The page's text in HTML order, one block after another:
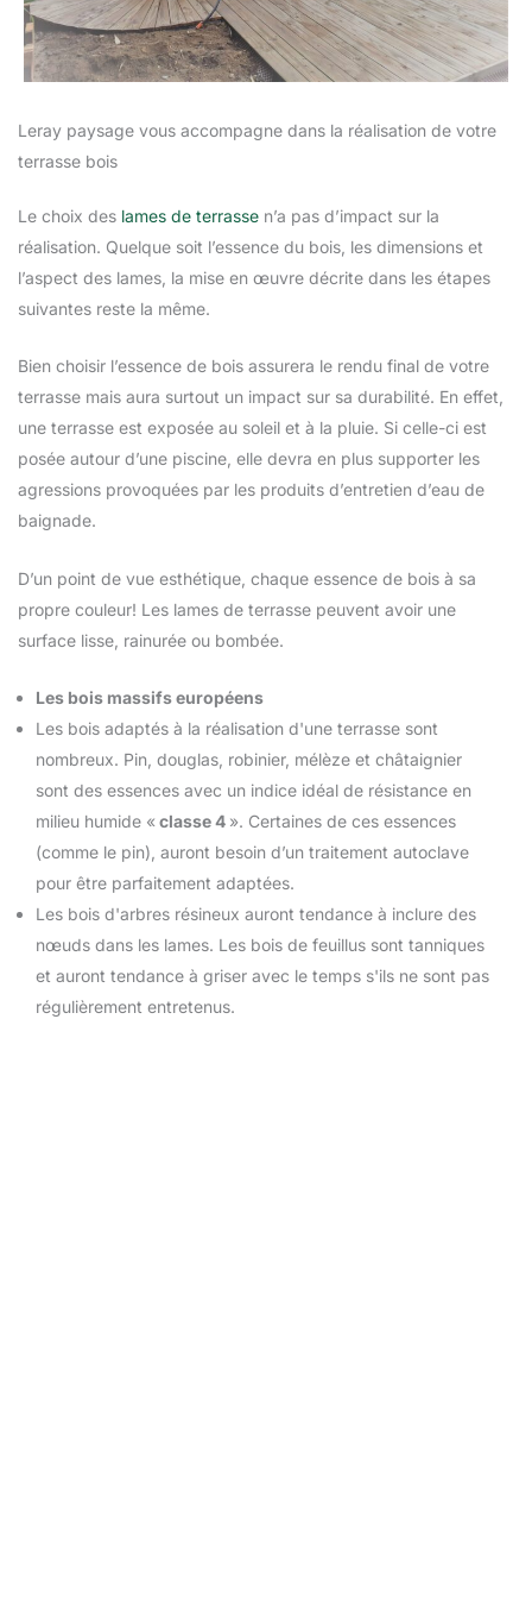
Leray paysage vous accompagne dans la réalisation de votre
terrasse bois
Le choix des lames de terrasse n’a pas d’impact sur la
réalisation. Quelque soit l’essence du bois, les dimensions et
l’aspect des lames, la mise en œuvre décrite dans les étapes
suivantes reste la même.
Bien choisir l’essence de bois assurera le rendu final de votre
terrasse mais aura surtout un impact sur sa durabilité. En effet,
une terrasse est exposée au soleil et à la pluie. Si celle-ci est
posée autour d’une piscine, elle devra en plus supporter les
agressions provoquées par les produits d’entretien d’eau de
baignade.
D’un point de vue esthétique, chaque essence de bois à sa
propre couleur! Les lames de terrasse peuvent avoir une
surface lisse, rainurée ou bombée.
Les bois massifs européens
Les bois adaptés à la réalisation d'une terrasse sont
nombreux. Pin, douglas, robinier, mélèze et châtaignier
sont des essences avec un indice idéal de résistance en
milieu humide «classe 4 ». Certaines de ces essences
(comme le pin), auront besoin d’un traitement autoclave
pour être parfaitement adaptées.
Les bois d'arbres résineux auront tendance à inclure des
nœuds dans les lames. Les bois de feuillus sont tanniques
et auront tendance à griser avec le temps s'ils ne sont pas
régulièrement entretenus.